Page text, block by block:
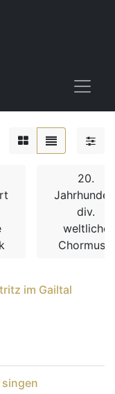
20.
div.
weltliche
Chormusik
im Gailtal